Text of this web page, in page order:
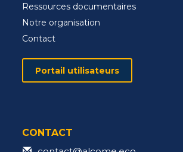
Ressources documentaires
Notre organisation
Contact
Portail utilisateurs
CONTACT